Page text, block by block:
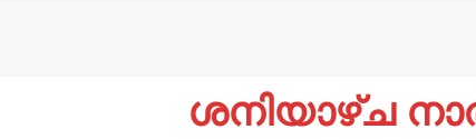
ശനിയാഴ്ച